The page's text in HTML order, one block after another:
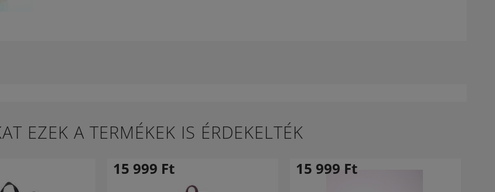
EZEK A TERMÉKEK IS ÉRDEKELTÉK
15 999 Ft 15 999 Ft